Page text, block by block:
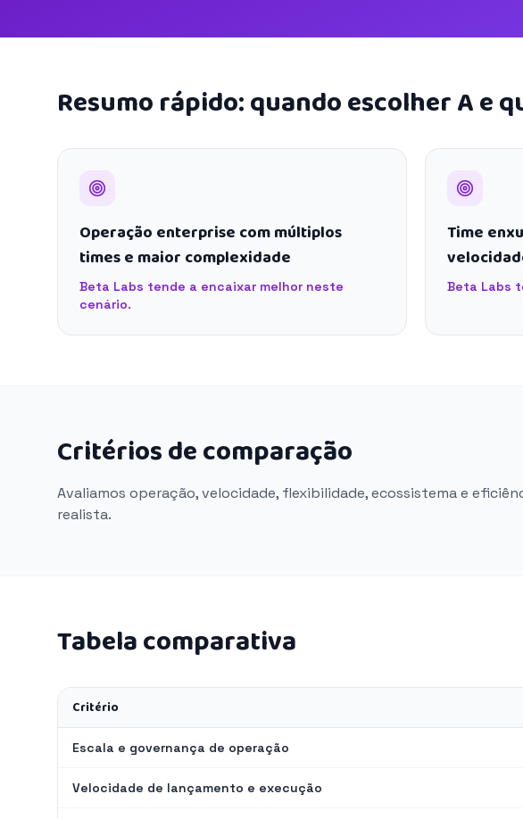
Resumo rápido: quando escolher A e
Operação enterprise com múltiplos
times e maior complexidade
Beta Labs tende a encaixar melhor neste
cenário.
Time
Beta Labs
Critérios de comparação
Avaliamos operação, velocidade, flexibilidade, ecossistema e
realista.
Tabela comparativa
Critério
Escala e governança de operação
Velocidade de lançamento e execução